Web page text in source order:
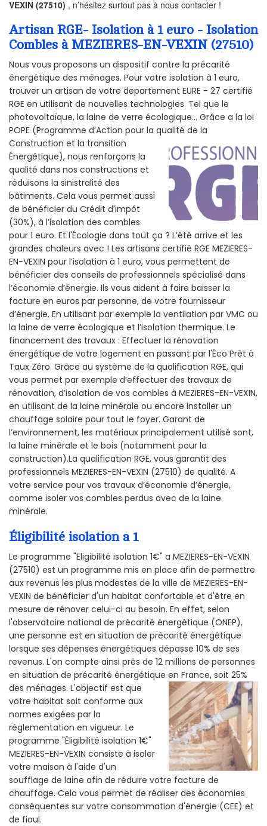
VEXIN (27510) , n’hésitez surtout pas à nous contacter !
Artisan RGE- Isolation à 1 euro - Isolation
Combles à MEZIERES-EN-VEXIN (27510)
Nous vous proposons un dispositif contre la précarité
énergétique des ménages. Pour votre isolation à 1 euro,
trouver un artisan de votre departement EURE - 27 certifié
RGE en utilisant de nouvelles technologies. Tel que le
photovoltaïque, la laine de verre écologique... Grâce a la loi
POPE (Programme d’Action pour la qualité de la
Construction et la transition
Énergétique), nous renforçons la
qualité dans nos constructions et
réduisons la sinistralité des
bâtiments. Cela vous permet aussi
de bénéficier du Crédit d'impôt
(30%), à l’isolation des combles
pour 1 euro. Et l'Écologie dans tout ça ? L’été arrive et les
grandes chaleurs avec ! Les artisans certifié RGE MEZIERES-
EN-VEXIN pour l’isolation à 1 euro, vous permettent de
bénéficier des conseils de professionnels spécialisé dans
l’économie d’énergie. Ils vous aident à faire baisser la
facture en euros par personne, de votre fournisseur
d’énergie. En utilisant par exemple la ventilation par VMC ou
la laine de verre écologique et l’isolation thermique. Le
financement des travaux : Effectuer la rénovation
énergétique de votre logement en passant par l'Éco Prêt à
Taux Zéro. Grâce au système de la qualification RGE, qui
vous permet par exemple d’effectuer des travaux de
rénovation, d’isolation de vos combles à MEZIERES-EN-VEXIN,
en utilisant de la laine minérale ou encore installer un
chauffage solaire pour tout le foyer. Garant de
l’environnement, les matériaux principalement utilisé sont,
la laine minérale et le bois (notamment pour la
construction).La qualification RGE, vous garantit des
professionnels MEZIERES-EN-VEXIN (27510) de qualité. A
votre service pour vos travaux d’économie d’énergie,
comme isoler vos combles perdus avec de la laine
minérale.
Éligibilité isolation a 1
Le programme "Eligibilité isolation 1€" a MEZIERES-EN-VEXIN
(27510) est un programme mis en place afin de permettre
aux revenus les plus modestes de la ville de MEZIERES-EN-
VEXIN de bénéficier d'un habitat confortable et d'être en
mesure de rénover celui-ci au besoin. En effet, selon
l'observatoire national de précarité énergétique (ONEP),
une personne est en situation de précarité énergétique
lorsque ses dépenses énergétiques dépasse 10% de ses
revenus. L'on compte ainsi près de 12 millions de personnes
en situation de précarité énergétique en France, soit 25%
des ménages. L'objectif est que
votre habitat soit conforme aux
normes exigées par la
réglementation en vigueur. Le
programme "Éligibilité isolation 1€"
MEZIERES-EN-VEXIN consiste à isoler
votre maison à l'aide d'un
soufflage de laine afin de réduire votre facture de
chauffage. Cela vous permet de réaliser des économies
conséquentes sur votre consommation d'énergie (CEE) et
de fioul.